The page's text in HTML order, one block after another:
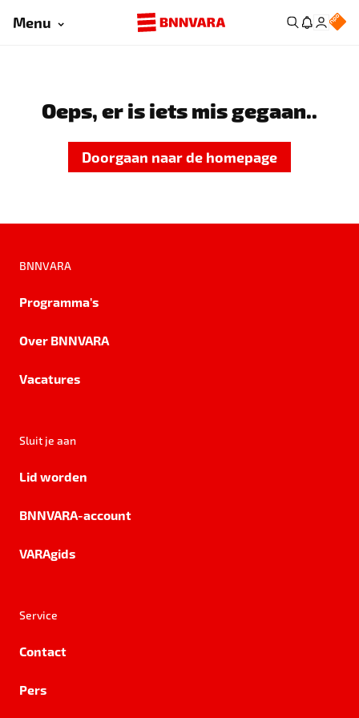
Menu
Oeps, er is iets mis gegaan..
Doorgaan naar de homepage
BNNVARA
Programma's
Over BNNVARA
Vacatures
Sluit je aan
Lid worden
BNNVARA-account
VARAgids
Service
Contact
Pers